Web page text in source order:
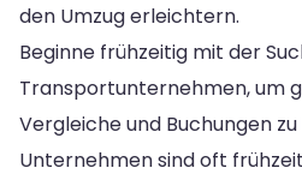
den Umzug erleichtern.
Beginne frühzeitig mit der
Transportunternehmen, um
Vergleiche und Buchungen
Unternehmen sind oft